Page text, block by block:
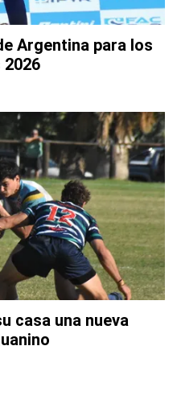
Argentina para los
casa una nueva